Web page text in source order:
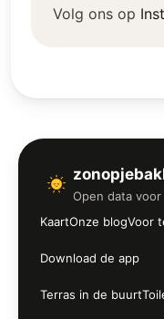
Volg ons op
Open data
KaartOnze blogVoor
Download de app
Terras in de buurt